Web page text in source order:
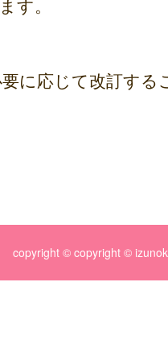
す。
に応じて改訂する
copyright © copyright ©